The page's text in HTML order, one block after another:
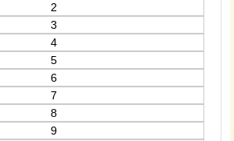
2
3
4
5
6
7
8
9